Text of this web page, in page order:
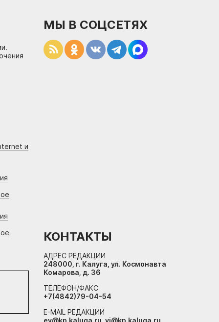
и
МЫ В СОЦСЕТЯХ
КОНТАКТЫ
АДРЕС РЕДАКЦИИ
248000, г. Калуга, ул. Космонавта
Комарова, д. 36
ТЕЛЕФОН/ФАКС
+7(4842)79-04-54
E-MAIL РЕДАКЦИИ